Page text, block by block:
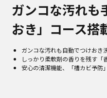
ガンコな汚れも
おき」コース搭
ガンコな汚れも自動でつけおき
しっかり柔軟剤の香りを残す「
安心の清潔機能、「槽カビ予防